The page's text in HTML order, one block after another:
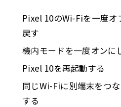
Pixel 10のWi-Fiを一度オ
戻す
機内モードを一度オンに
Pixel 10を再起動する
同じWi-Fiに別端末をつ
する